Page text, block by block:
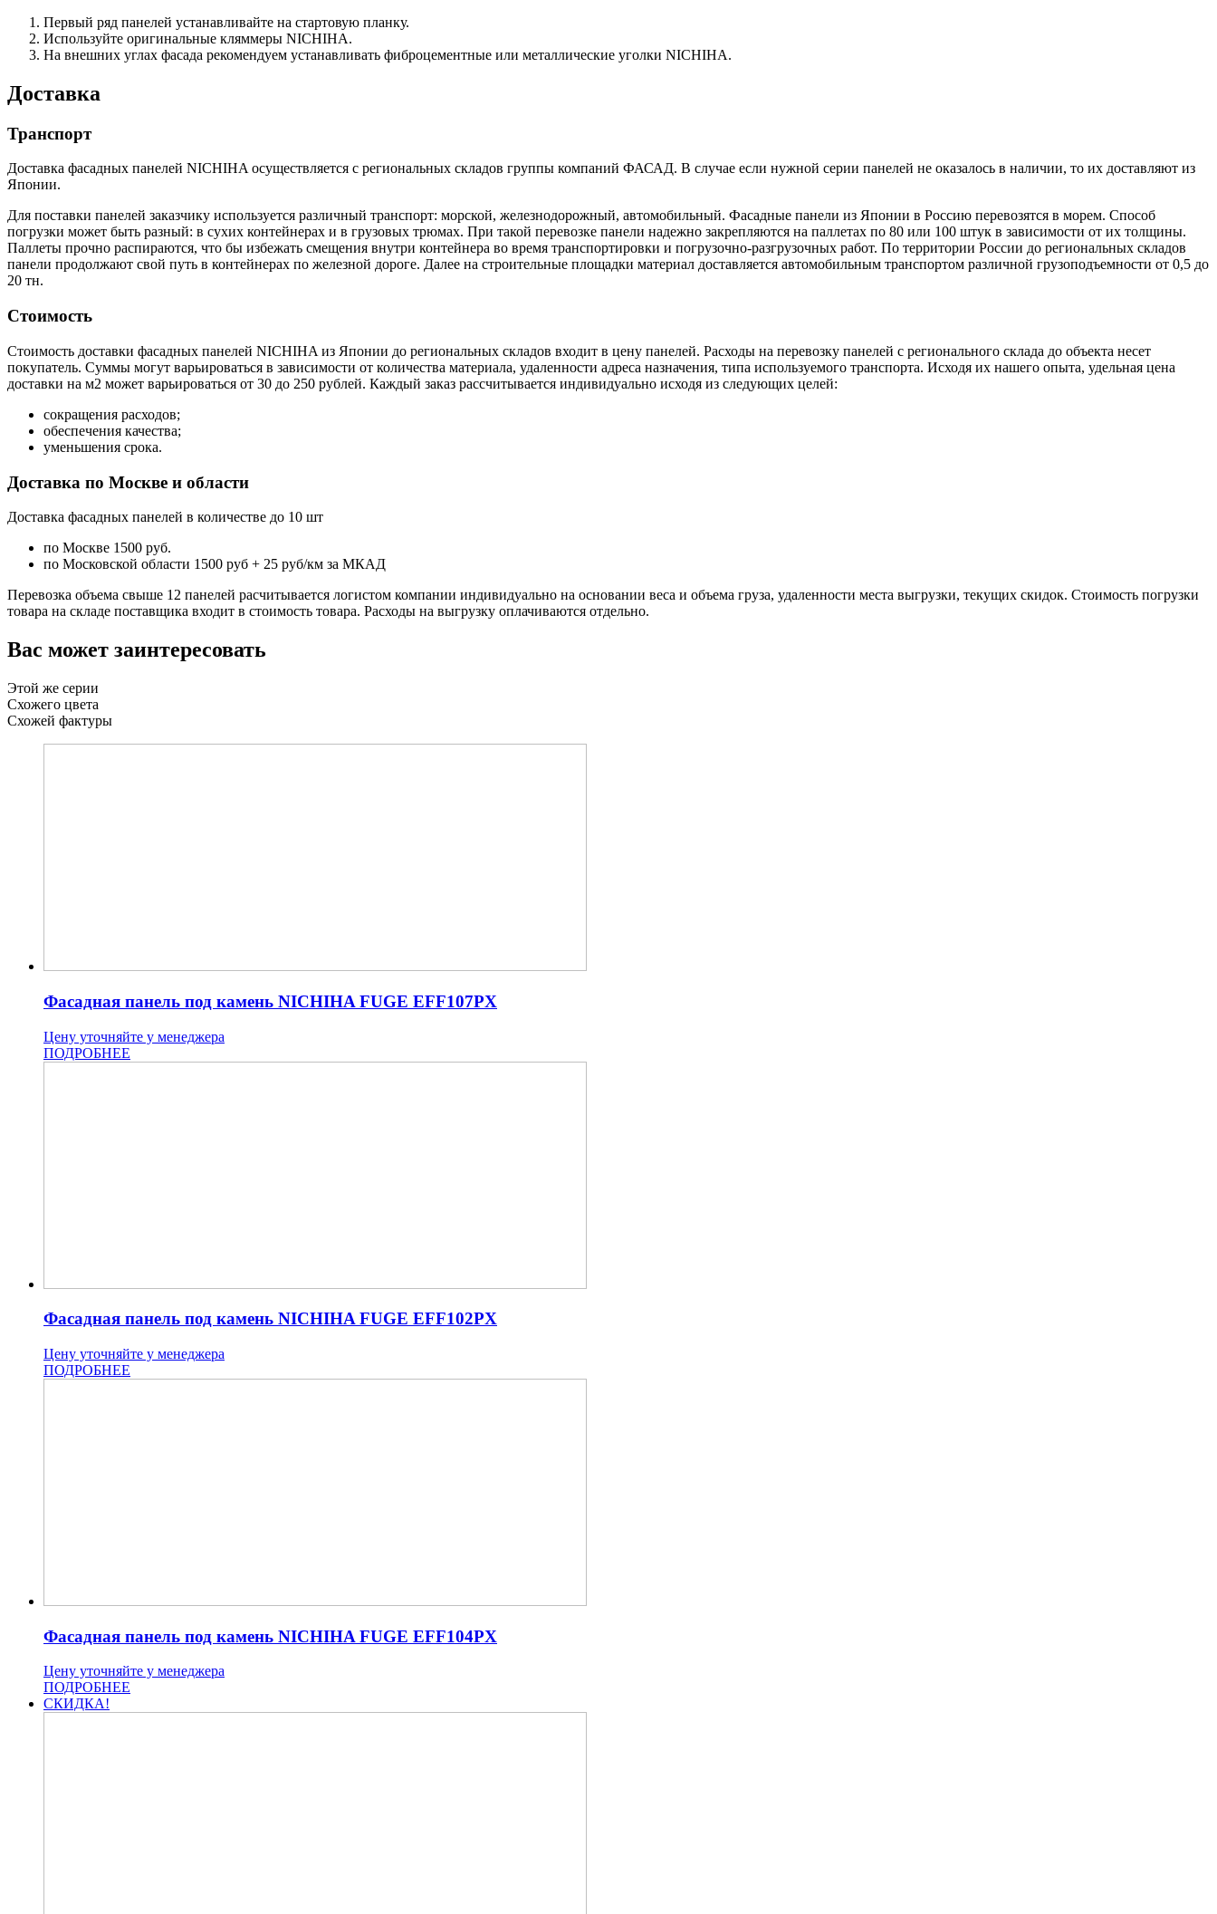
Первый ряд панелей устанавливайте на стартовую планку.
Используйте оригинальные кляммеры NICHIHA.
На внешних углах фасада рекомендуем устанавливать фиброцементные или металлические уголки NICHIHA.
Доставка
Транспорт
Доставка фасадных панелей NICHIHA осуществляется с региональных складов группы компаний ФАСАД. В случае если нужной серии панелей не оказалось в наличии, то их доставляют из
Японии.
Для поставки панелей заказчику используется различный транспорт: морской, железнодорожный, автомобильный. Фасадные панели из Японии в Россию перевозятся в морем. Способ
погрузки может быть разный: в сухих контейнерах и в грузовых трюмах. При такой перевозке панели надежно закрепляются на паллетах по 80 или 100 штук в зависимости от их толщины.
Паллеты прочно распираются, что бы избежать смещения внутри контейнера во время транспортировки и погрузочно-разгрузочных работ. По территории России до региональных складов
панели продолжают свой путь в контейнерах по железной дороге. Далее на строительные площадки материал доставляется автомобильным транспортом различной грузоподъемности от 0,5 до
20 тн.
Стоимость
Стоимость доставки фасадных панелей NICHIHA из Японии до региональных складов входит в цену панелей. Расходы на перевозку панелей с регионального склада до объекта несет
покупатель. Суммы могут варьироваться в зависимости от количества материала, удаленности адреса назначения, типа используемого транспорта. Исходя их нашего опыта, удельная цена
доставки на м2 может варьироваться от 30 до 250 рублей. Каждый заказ рассчитывается индивидуально исходя из следующих целей:
сокращения расходов;
обеспечения качества;
уменьшения срока.
Доставка по Москве и области
Доставка фасадных панелей в количестве до 10 шт
по Москве 1500 руб.
по Московской области 1500 руб + 25 руб/км за МКАД
Перевозка объема свыше 12 панелей расчитывается логистом компании индивидуально на основании веса и объема груза, удаленности места выгрузки, текущих скидок. Стоимость погрузки
товара на складе поставщика входит в стоимость товара. Расходы на выгрузку оплачиваются отдельно.
Вас может заинтересовать
Этой же серии
Схожего цвета
Схожей фактуры
Фасадная панель под камень NICHIHA FUGE EFF107PX
Цену уточняйте у менеджера
ПОДРОБНЕЕ
Фасадная панель под камень NICHIHA FUGE EFF102PX
Цену уточняйте у менеджера
ПОДРОБНЕЕ
Фасадная панель под камень NICHIHA FUGE EFF104PX
Цену уточняйте у менеджера
ПОДРОБНЕЕ
СКИДКА!